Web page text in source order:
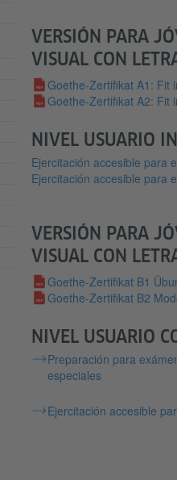
VERSIÓN PARA
VISUAL CON
Goethe-Zertifikat A1: Fit
Goethe-Zertifikat A2: Fit
NIVEL USUARIO
Ejercitación accesible para
Ejercitación accesible para
VERSIÓN PARA
VISUAL CON
Goethe-Zertifikat B1
Goethe-Zertifikat B2
NIVEL USUARIO
Preparación para
especiales
Ejercitación accesible